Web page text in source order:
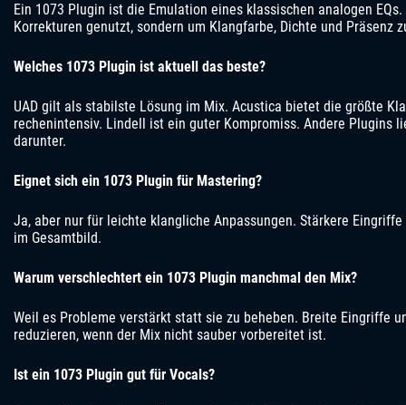
Ein 1073 Plugin ist die Emulation eines klassischen analogen
Korrekturen genutzt, sondern um Klangfarbe, Dichte und Präsenz
Welches 1073 Plugin ist aktuell das beste?
UAD gilt als stabilste Lösung im Mix. Acustica bietet die größte
rechenintensiv. Lindell ist ein guter Kompromiss. Andere Plugins
darunter.
Eignet sich ein 1073 Plugin für Mastering?
Ja, aber nur für leichte klangliche Anpassungen. Stärkere
im Gesamtbild.
Warum verschlechtert ein 1073 Plugin manchmal den Mix?
Weil es Probleme verstärkt statt sie zu beheben. Breite Eingriffe
reduzieren, wenn der Mix nicht sauber vorbereitet ist.
Ist ein 1073 Plugin gut für Vocals?